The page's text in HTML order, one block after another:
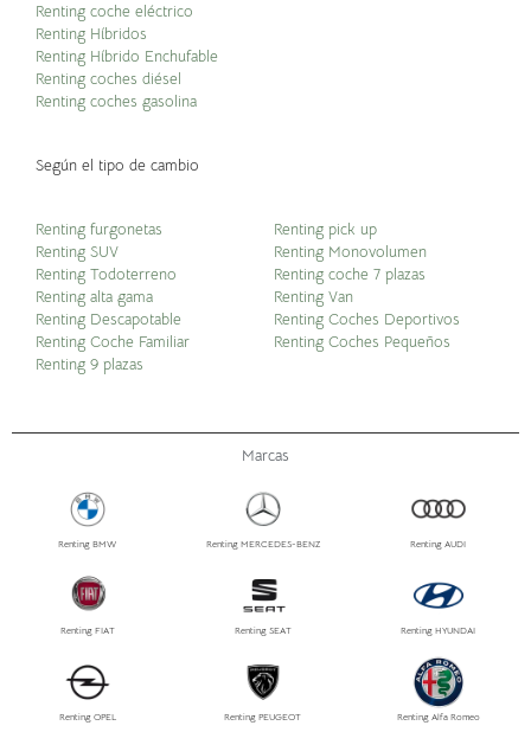
Renting coche eléctrico
Renting Híbridos
Renting Híbrido Enchufable
Renting coches diésel
Renting coches gasolina
Según el tipo de cambio
Renting furgonetas
Renting SUV
Renting Todoterreno
Renting alta gama
Renting Descapotable
Renting Coche Familiar
Renting 9 plazas
Renting pick up
Renting Monovolumen
Renting coche 7 plazas
Renting Van
Renting Coches Deportivos
Renting Coches Pequeños
Marcas
Renting BMW Renting MERCEDES-BENZ Renting AUDI
Renting FIAT Renting SEAT Renting HYUNDAI
Renting OPEL Renting PEUGEOT Renting Alfa Romeo